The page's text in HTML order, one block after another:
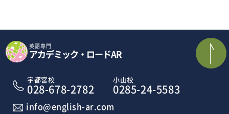
英語専門
アカデミック・ロードAR
宇都宮校
028-678-2782
小山校
0285-24-5583
info@english-ar.com